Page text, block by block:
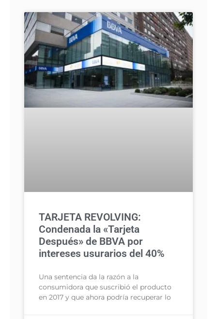
TARJETA REVOLVING:
Condenada la «Tarjeta
Después» de BBVA por
intereses usurarios del 40%
Una sentencia da la razón a la
consumidora que suscribió el producto
en 2017 y que ahora podría recuperar lo